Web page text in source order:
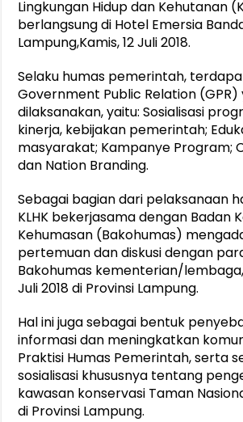
Lingkungan Hidup dan Kehutanan
berlangsung di Hotel Emersia
Lampung,Kamis, 12 Juli 2018.
Selaku humas pemerintah,
Government Public Relation
dilaksanakan, yaitu: Sosialisasi
kinerja, kebijakan pemerintah;
masyarakat; Kampanye Program;
dan Nation Branding.
Sebagai bagian dari pelaksanaan
KLHK bekerjasama dengan Badan
Kehumasan (Bakohumas)
pertemuan dan diskusi dengan
Bakohumas kementerian/lembaga,
Juli 2018 di Provinsi Lampung.
Hal ini juga sebagai bentuk
informasi dan meningkatkan
Praktisi Humas Pemerintah, serta
sosialisasi khususnya tentang
kawasan konservasi Taman
di Provinsi Lampung.